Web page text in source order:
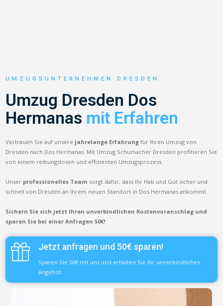
UMZUGSUNTERNEHMEN DRESDEN
Umzug Dresden Dos
Hermanas mit Erfahren
Vertrauen Sie auf unsere jahrelange Erfahrung für Ihren Umzug von
Dresden nach Dos Hermanas. Mit Umzug Schumacher Dresden profitieren Sie
von einem reibungslosen und effizienten Umzugsprozess.
Unser professionelles Team sorgt dafür, dass Ihr Hab und Gut sicher und
schnell von Dresden an Ihrem neuen Standort in Dos Hermanas ankommt.
Sichern Sie sich jetzt Ihren unverbindlichen Kostenvoranschlag und
sparen Sie bei einer Anfragen 50€!
Jetzt anfragen und 50€ sparen!
Sparen Sie 50€ mit uns und erhalten Sie Ihr unverbindliches
Angebot.